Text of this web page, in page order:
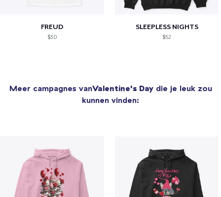
FREUD
$30
SLEEPLESS NIGHTS
$52
Meer campagnes vanValentine's Daydie je leuk zou
kunnen vinden: